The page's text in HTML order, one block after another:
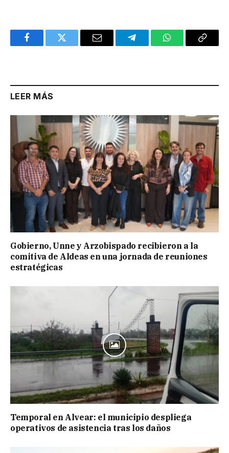
FacebookTwitter Email TelegramWhatsAppCopy
LEER MÁS
Gobierno, Unne y Arzobispado recibieron a la
comitiva de Aldeas en una jornada de reuniones
estratégicas
Temporal en Alvear: el municipio despliega
operativos de asistencia tras los daños